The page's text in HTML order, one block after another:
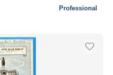
Professional